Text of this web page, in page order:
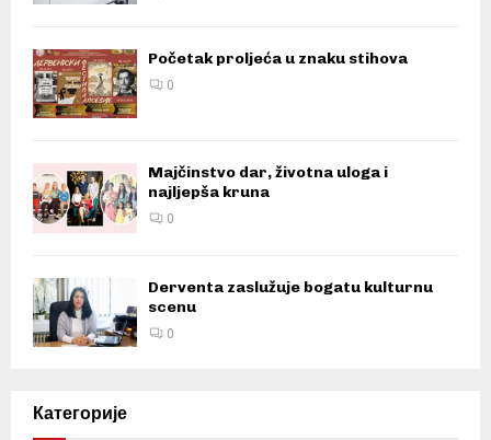
Početak proljeća u znaku stihova
0
Majčinstvo dar, životna uloga i
najljepša kruna
0
Derventa zaslužuje bogatu kulturnu
scenu
0
Категорије